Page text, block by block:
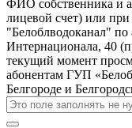
ФИО собственника и
лицевой счет) или
"Белоблводоканал" по
Интернационала, 40
текущий момент
абонентам ГУП
Белгороде и